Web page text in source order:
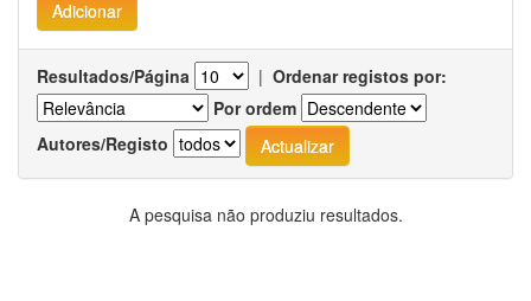
Resultados/Página | Ordenar registos por:
Por ordem
Autores/Registo
A pesquisa não produziu resultados.